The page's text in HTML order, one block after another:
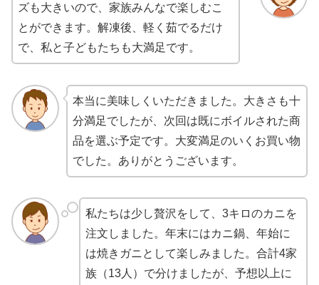
ズも大きいので、家族みんなで楽しむこ
とができます。解凍後、軽く茹でるだけ
で、私と子どもたちも大満足です。
本当に美味しくいただきました。大きさも十
分満足でしたが、次回は既にボイルされた商
品を選ぶ予定です。大変満足のいくお買い物
でした。ありがとうございます。
私たちは少し贅沢をして、3キロのカニを
注文しました。年末にはカニ鍋、年始に
は焼きガニとして楽しみました。合計4家
族（13人）で分けましたが、予想以上に